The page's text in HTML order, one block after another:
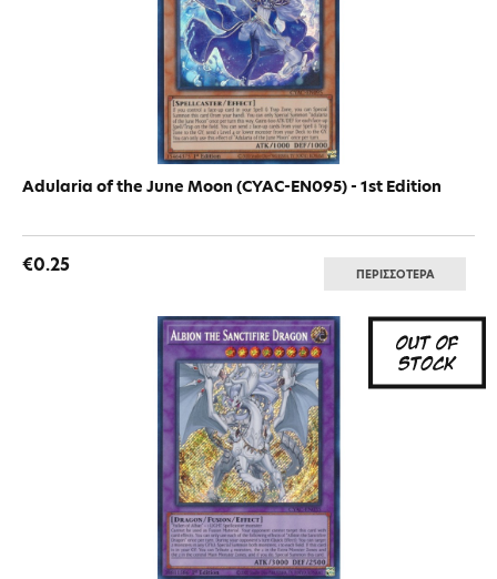
Adularia of the June Moon (CYAC-EN095) - 1st Edition
€0.25 ΠΕΡΙΣΣΟΤΕΡΑ